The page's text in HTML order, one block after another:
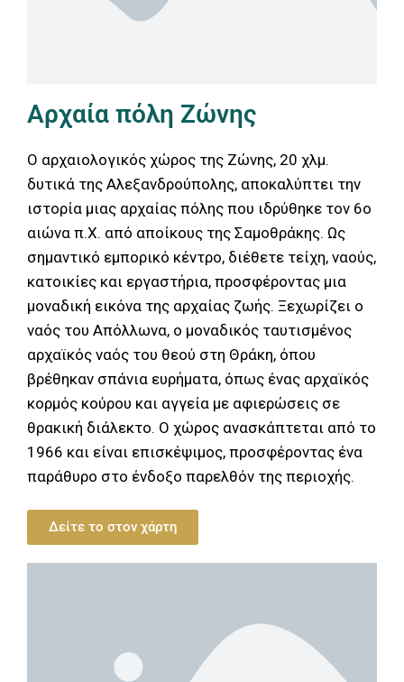
Αρχαία πόλη Ζώνης
Ο αρχαιολογικός χώρος της Ζώνης, 20 χλμ.
δυτικά της Αλεξανδρούπολης, αποκαλύπτει την
ιστορία μιας αρχαίας πόλης που ιδρύθηκε τον 6ο
αιώνα π.Χ. από αποίκους της Σαμοθράκης. Ως
σημαντικό εμπορικό κέντρο, διέθετε τείχη, ναούς,
κατοικίες και εργαστήρια, προσφέροντας μια
μοναδική εικόνα της αρχαίας ζωής. Ξεχωρίζει ο
ναός του Απόλλωνα, ο μοναδικός ταυτισμένος
αρχαϊκός ναός του θεού στη Θράκη, όπου
βρέθηκαν σπάνια ευρήματα, όπως ένας αρχαϊκός
κορμός κούρου και αγγεία με αφιερώσεις σε
θρακική διάλεκτο. Ο χώρος ανασκάπτεται από το
1966 και είναι επισκέψιμος, προσφέροντας ένα
παράθυρο στο ένδοξο παρελθόν της περιοχής.
Δείτε το στον χάρτη